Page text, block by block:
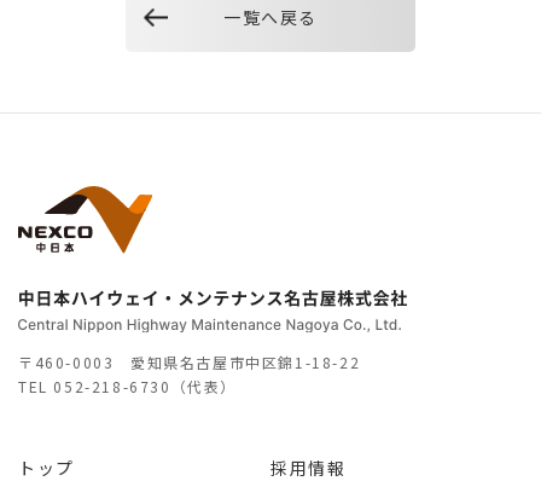
一覧へ戻る
〒460-0003 愛知県名古屋市中区錦1-18-22
TEL 052-218-6730（代表）
トップ 採用情報